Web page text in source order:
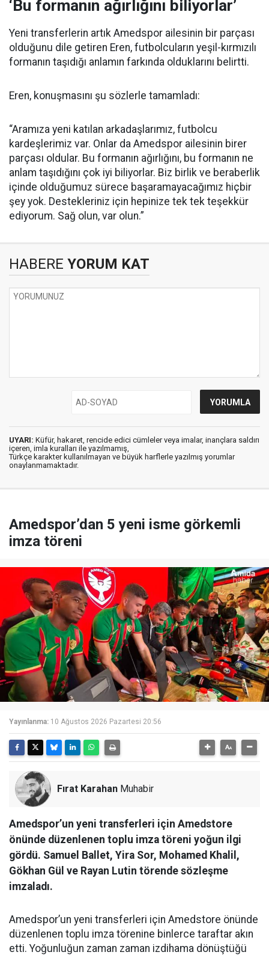
‘Bu formanın ağırlığını biliyorlar’
Yeni transferlerin artık Amedspor ailesinin bir parçası
olduğunu dile getiren Eren, futbolcuların yeşil-kırmızılı
formanın taşıdığı anlamın farkında olduklarını belirtti.
Eren, konuşmasını şu sözlerle tamamladı:
“Aramıza yeni katılan arkadaşlarımız, futbolcu
kardeşlerimiz var. Onlar da Amedspor ailesinin birer
parçası oldular. Bu formanın ağırlığını, bu formanın ne
anlam taşıdığını çok iyi biliyorlar. Biz birlik ve beraberlik
içinde olduğumuz sürece başaramayacağımız hiçbir
şey yok. Destekleriniz için hepinize tek tek teşekkür
ediyorum. Sağ olun, var olun.”
HABERE YORUM KAT
UYARI: Küfür, hakaret, rencide edici cümleler veya imalar, inançlara saldırı
içeren, imla kuralları ile yazılmamış,
Türkçe karakter kullanılmayan ve büyük harflerle yazılmış yorumlar
onaylanmamaktadır.
Amedspor’dan 5 yeni isme görkemli
imza töreni
Yayınlanma: 10 Ağustos 2026 Pazartesi 20:56
Fırat Karahan Muhabir
Amedspor’un yeni transferleri için Amedstore
önünde düzenlenen toplu imza töreni yoğun ilgi
gördü. Samuel Ballet, Yira Sor, Mohamed Khalil,
Gökhan Gül ve Rayan Lutin törende sözleşme
imzaladı.
Amedspor’un yeni transferleri için Amedstore önünde
düzenlenen toplu imza törenine binlerce taraftar akın
etti. Yoğunluğun zaman zaman izdihama dönüştüğü